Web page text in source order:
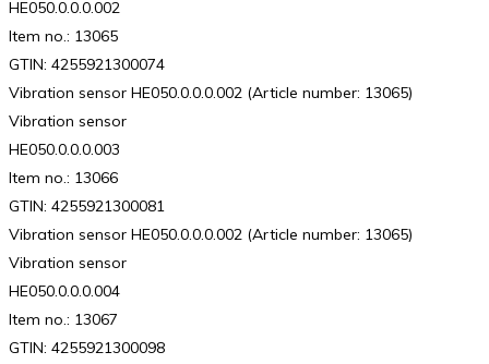
HE050.0.0.0.002
Item no.: 13065
GTIN: 4255921300074
Vibration sensor HE050.0.0.0.002 (Article number: 13065)
Vibration sensor
HE050.0.0.0.003
Item no.: 13066
GTIN: 4255921300081
Vibration sensor HE050.0.0.0.002 (Article number: 13065)
Vibration sensor
HE050.0.0.0.004
Item no.: 13067
GTIN: 4255921300098